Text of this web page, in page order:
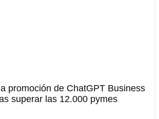
promoción de ChatGPT Business
superar las 12.000 pymes